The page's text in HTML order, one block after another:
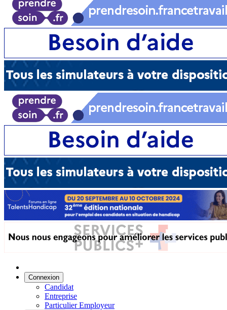
Connexion
Candidat
Entreprise
Particulier Employeur